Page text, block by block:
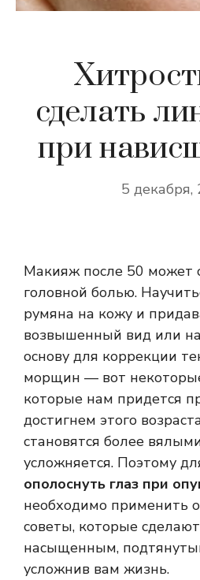
сделать
при
5 декабря,
Макияж после 50 может
головной болью.
румяна на кожу и
возвышенный вид или
основу для коррекции
морщин — вот
которые нам придется
достигнем этого
становятся более
усложняется. Поэтому
ополоснуть глаз при
необходимо применить
советы, которые
насыщенным,
усложнив вам жизнь.